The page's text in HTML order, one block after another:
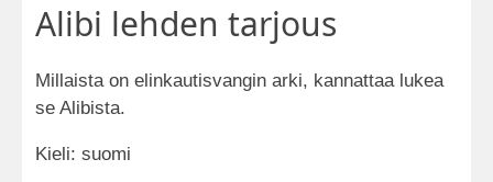
Alibi lehden tarjous
Millaista on elinkautisvangin arki, kannattaa lukea
se Alibista.
Kieli: suomi